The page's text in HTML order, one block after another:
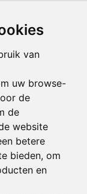
van
uw browse-
de
de
website
betere
bieden, om
en